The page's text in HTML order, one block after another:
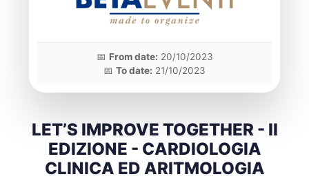
📅 From date: 20/10/2023
📅 To date: 21/10/2023
LET’S IMPROVE TOGETHER - II
EDIZIONE - CARDIOLOGIA
CLINICA ED ARITMOLOGIA